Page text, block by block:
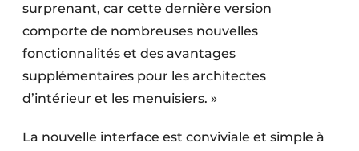
surprenant, car cette dernière version
comporte de nombreuses nouvelles
fonctionnalités et des avantages
supplémentaires pour les architectes
d’intérieur et les menuisiers. »
La nouvelle interface est conviviale et simple à